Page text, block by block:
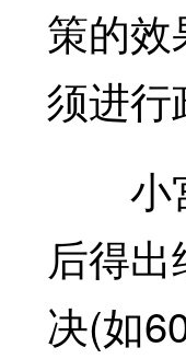
策的
须进行
小宫
后得
决(如